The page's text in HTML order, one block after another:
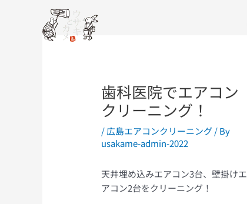
歯科医院でエアコン
クリーニング！
/広島エアコンクリーニング/ By
usakame-admin-2022
天井埋め込みエアコン3台、壁掛けエ
アコン2台をクリーニング！